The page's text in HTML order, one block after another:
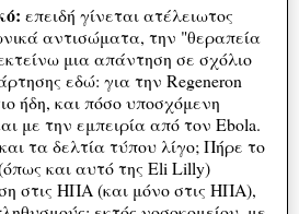
επειδή γίνεται ατέλειωτος
αντισώματα, την "θεραπεία
μια απάντηση σε σχόλιο
εδώ: για την Regeneron
ήδη, και πόσο υποσχόμενη
με την εμπειρία από τον Ebola.
τα δελτία τύπου λίγο; Πήρε το
και αυτό της Eli Lilly)
στις ΗΠΑ (και μόνο στις ΗΠΑ),